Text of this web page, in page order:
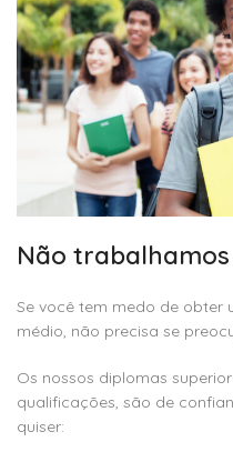
Não
Se você tem medo de obter
médio, não precisa se
Os nossos diplomas
qualificações, são de
quiser: